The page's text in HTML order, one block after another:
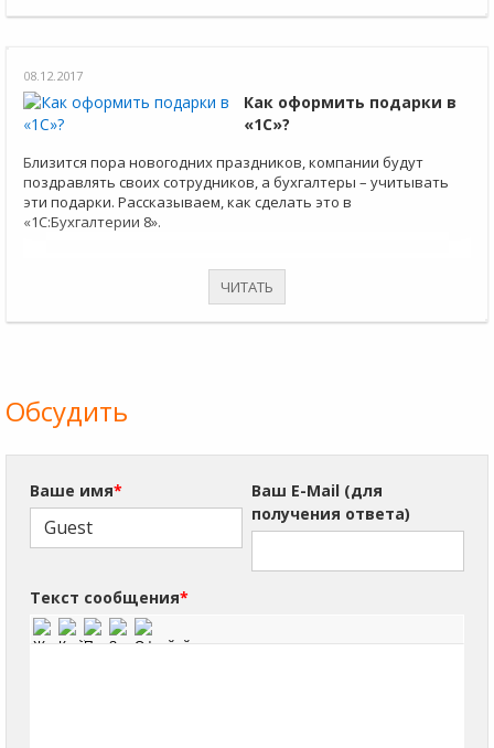
08.12.2017
Как оформить подарки в
«1С»?
Близится пора новогодних праздников, компании будут
поздравлять своих сотрудников, а бухгалтеры – учитывать
эти подарки. Рассказываем, как сделать это в
«1С:Бухгалтерии 8».
ЧИТАТЬ
Обсудить
Ваше имя*
Ваш E-Mail (для
получения ответа)
Текст сообщения*